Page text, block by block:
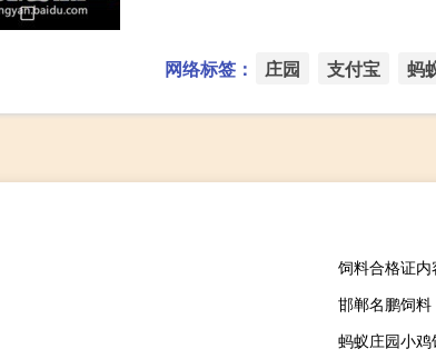
网络标签： 庄园 支付宝 蚂
饲料合格证内
邯郸名鹏饲料
蚂蚁庄园小鸡